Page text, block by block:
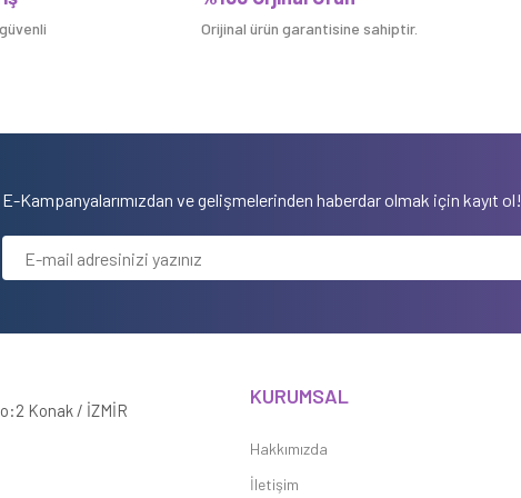
Orijinal ürün garantisine sahiptir.
E-Kampanyalarımızdan ve gelişmelerinden haberdar olmak için kayıt ol!
Konak / İZMİR
KURUMSAL
Hakkımızda
İletişim